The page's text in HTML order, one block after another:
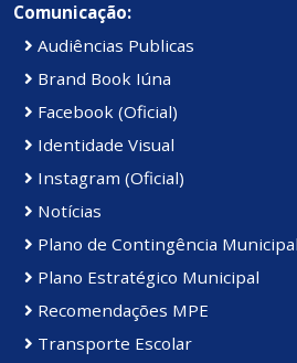
Comunicação:
Audiências Publicas
Brand Book Iúna
Facebook (Oficial)
Identidade Visual
Instagram (Oficial)
Notícias
Plano de Contingência Municipal
Plano Estratégico Municipal
Recomendações MPE
Transporte Escolar